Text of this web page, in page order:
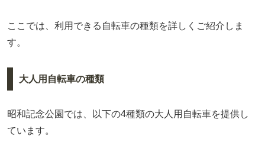
ここでは、利用できる自転車の種類を詳しくご紹介しま
す。
大人用自転車の種類
昭和記念公園では、以下の4種類の大人用自転車を提供し
ています。